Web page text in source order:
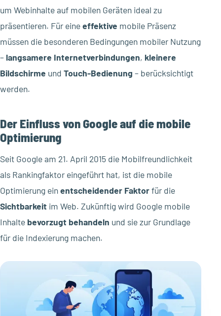
um Webinhalte auf mobilen Geräten ideal zu
präsentieren. Für eineeffektive mobile Präsenz
müssen die besonderen Bedingungen mobiler Nutzung
– langsamere Internetverbindungen, kleinere
Bildschirme und Touch-Bedienung – berücksichtigt
werden.
Der Einfluss von Google auf die mobile
Optimierung
Seit Google am 21. April 2015 die Mobilfreundlichkeit
als Rankingfaktor eingeführt hat, ist die mobile
Optimierung einentscheidender Faktorfür die
Sichtbarkeit im Web. Zukünftig wird Google mobile
Inhalte bevorzugt behandeln und sie zur Grundlage
für die Indexierung machen.